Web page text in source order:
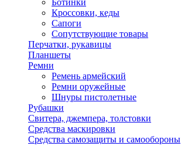
Ботинки
Кроссовки, кеды
Сапоги
Сопутствующие товары
Перчатки, рукавицы
Планшеты
Ремни
Ремень армейский
Ремни оружейные
Шнуры пистолетные
Рубашки
Свитера, джемпера, толстовки
Средства маскировки
Средства самозащиты и самообороны